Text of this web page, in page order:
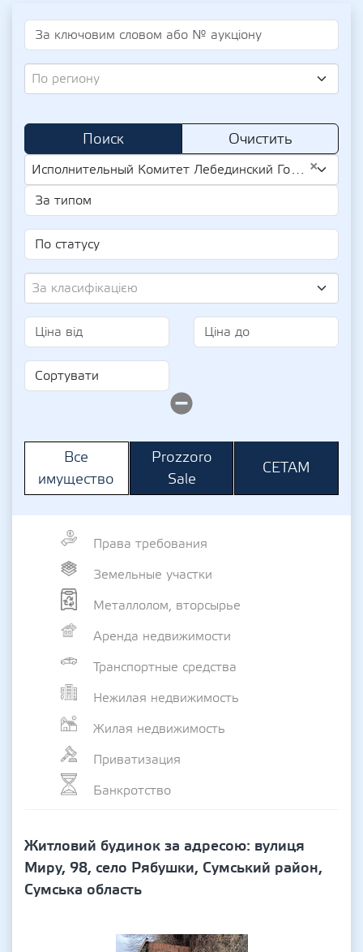
По региону
Поиск Очистить
×
Исполнительный Комитет Лебединский Городского Совета (UA-EDR 04057899)
За класифікацією
Все
имущество
Prozzoro
Sale
СЕТАМ
Права требования
Земельные участки
Металлолом, вторсырье
Аренда недвижимости
Транспортные средства
Нежилая недвижимость
Жилая недвижимость
Приватизация
Банкротство
Житловий будинок за адресою: вулиця
Миру, 98, село Рябушки, Сумський район,
Сумська область